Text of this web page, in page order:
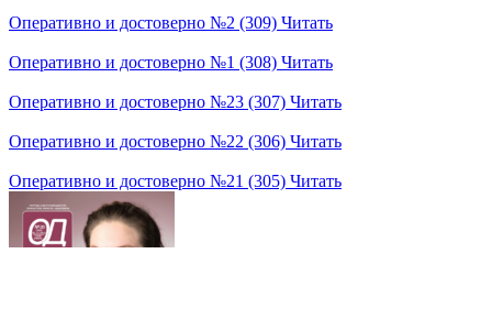
Оперативно и достоверно №2 (309) Читать
Оперативно и достоверно №1 (308) Читать
Оперативно и достоверно №23 (307) Читать
Оперативно и достоверно №22 (306) Читать
Оперативно и достоверно №21 (305) Читать